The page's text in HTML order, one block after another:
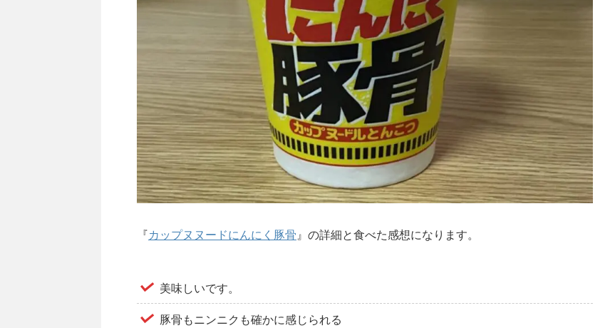
『カップヌヌードにんにく豚骨 』の詳細と食べた感想になります。
美味しいです。
豚骨もニンニクも確かに感じられる